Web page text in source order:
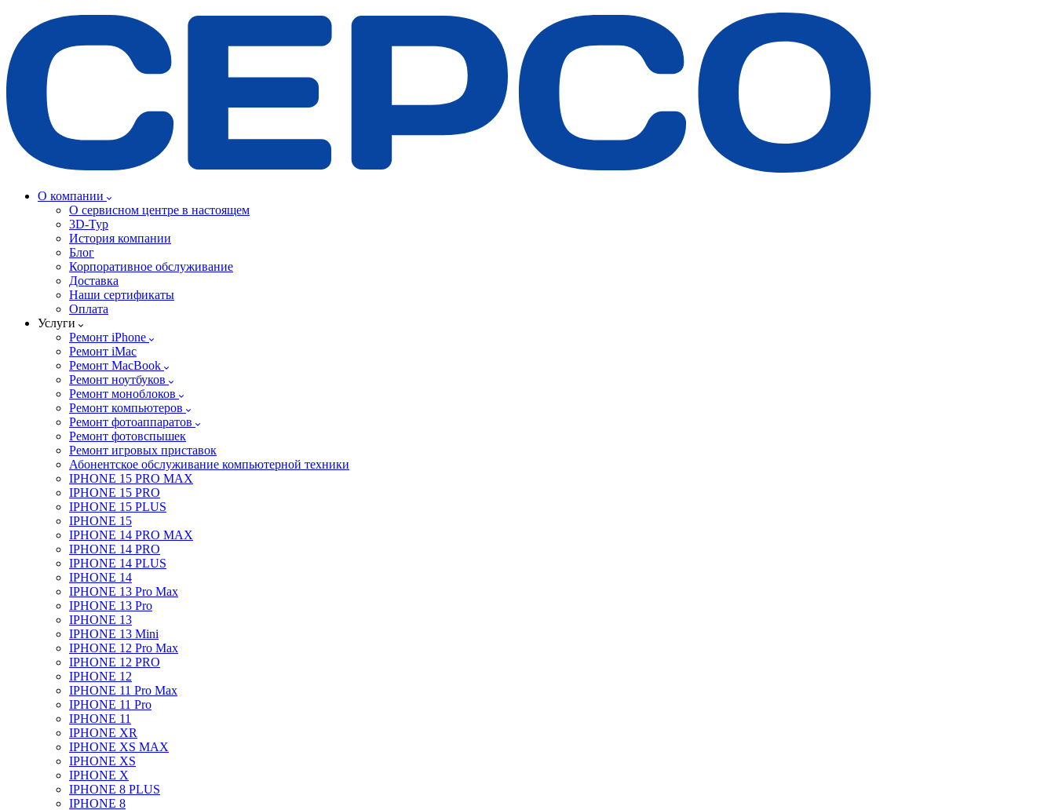
О компании
О сервисном центре в настоящем
3D-Тур
История компании
Блог
Корпоративное обслуживание
Доставка
Наши сертификаты
Оплата
Услуги
Ремонт iPhone
Ремонт iMac
Ремонт MacBook
Ремонт ноутбуков
Ремонт моноблоков
Ремонт компьютеров
Ремонт фотоаппаратов
Ремонт фотовспышек
Ремонт игровых приставок
Абонентское обслуживание компьютерной техники
IPHONE 15 PRO MAX
IPHONE 15 PRO
IPHONE 15 PLUS
IPHONE 15
IPHONE 14 PRO MAX
IPHONE 14 PRO
IPHONE 14 PLUS
IPHONE 14
IPHONE 13 Pro Max
IPHONE 13 Pro
IPHONE 13
IPHONE 13 Mini
IPHONE 12 Pro Max
IPHONE 12 PRO
IPHONE 12
IPHONE 11 Pro Max
IPHONE 11 Pro
IPHONE 11
IPHONE XR
IPHONE XS MAX
IPHONE XS
IPHONE X
IPHONE 8 PLUS
IPHONE 8